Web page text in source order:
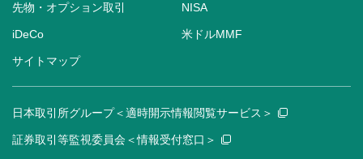
先物・オプション取引 NISA
iDeCo 米ドルMMF
サイトマップ
日本取引所グループ＜適時開示情報閲覧サービス＞
証券取引等監視委員会＜情報受付窓口＞